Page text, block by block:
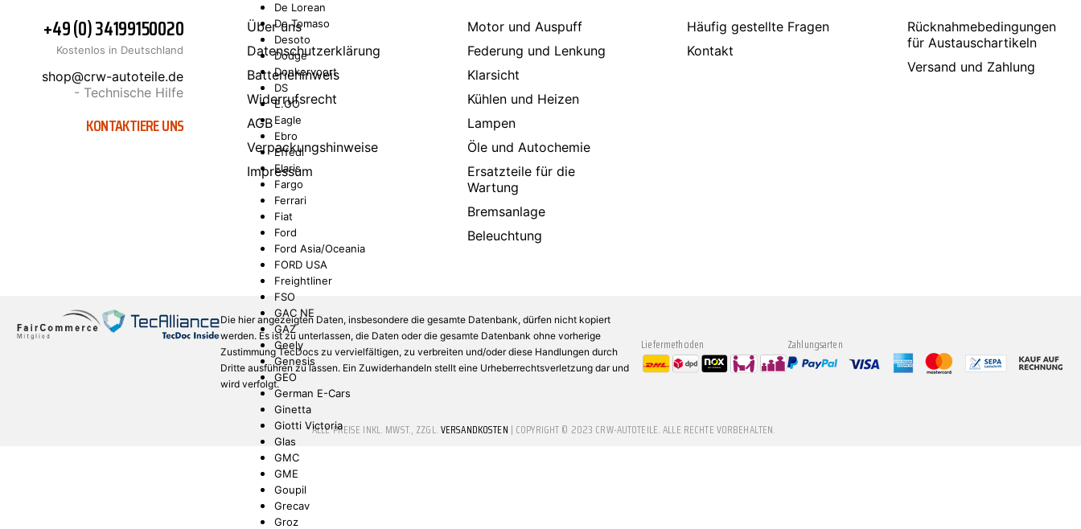
De Lorean
De Tomaso
Desoto
Dodge
Donkervoort
DS
E.GO
Eagle
Ebro
Effedi
Elaris
Fargo
Ferrari
Fiat
Ford
Ford Asia/Oceania
FORD USA
Freightliner
FSO
GAC NE
GAZ
Geely
Genesis
GEO
German E-Cars
Ginetta
Giotti Victoria
Glas
GMC
GME
Goupil
Grecav
Groz
+49 (0) 34199150020
Kostenlos in Deutschland
shop@crw-autoteile.de
- Technische Hilfe
KONTAKTIERE UNS
Über uns
Datenschutzerklärung
Batteriehinweis
Widerrufsrecht
AGB
Verpackungshinweise
Impressum
Motor und Auspuff
Federung und Lenkung
Klarsicht
Kühlen und Heizen
Lampen
Öle und Autochemie
Ersatzteile für die
Wartung
Bremsanlage
Beleuchtung
Häufig gestellte Fragen
Kontakt
Rücknahmebedingungen
für Austauschartikeln
Versand und Zahlung
Die hier angezeigten Daten, insbesondere die gesamte Datenbank, dürfen nicht kopiert
werden. Es ist zu unterlassen, die Daten oder die gesamte Datenbank ohne vorherige
Zustimmung TecDocs zu vervielfältigen, zu verbreiten und/oder diese Handlungen durch
Dritte ausführen zu lassen. Ein Zuwiderhandeln stellt eine Urheberrechtsverletzung dar und
wird verfolgt.
Liefermethoden Zahlungsarten
* ALLE PREISE INKL. MWST., ZZGL.VERSANDKOSTEN | COPYRIGHT © 2023 CRW-AUTOTEILE. ALLE RECHTE VORBEHALTEN.